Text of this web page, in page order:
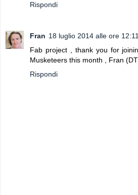
Rispondi
Fran 18 luglio 2014 alle ore 12:11
Fab project , thank you for
Musketeers this month , Fran
Rispondi